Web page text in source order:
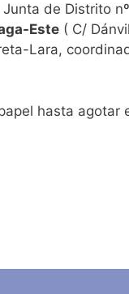
de Distrito
Este ( C/
Lara,
hasta agotar